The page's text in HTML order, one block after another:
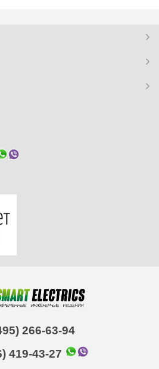
266-63-94
419-43-27